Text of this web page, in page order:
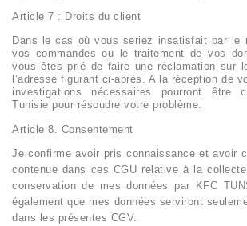
Article 7 : Droits du client
Dans le cas où vous seriez insatisfait par le
vos commandes ou le traitement de vos
vous êtes prié de faire une réclamation sur
l’adresse figurant ci-après. A la réception de
investigations nécessaires pourront être
Tunisie pour résoudre votre problème.
Article 8. Consentement
Je confirme avoir pris connaissance et avoir
contenue dans ces CGU relative à la
conservation de mes données par KFC
également que mes données serviront
dans les présentes CGV.